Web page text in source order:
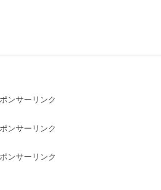
ンサーリンク
ンサーリンク
ンサーリンク